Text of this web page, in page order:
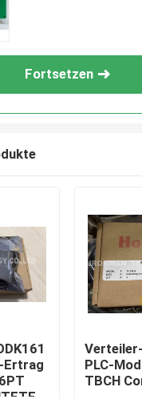
Fortsetzen
Ertrag
PLC-
TBCH